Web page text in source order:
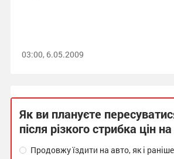
03:00, 6.05.2009
Як ви плануєте
після різкого стрибка цін
Продовжу їздити на авто, як і